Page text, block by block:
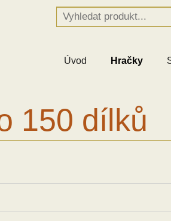
Úvod Hračky
150 dílků